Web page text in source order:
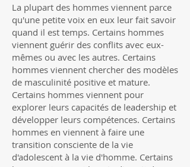
La plupart des hommes viennent parce
qu'une petite voix en eux leur fait savoir
quand il est temps. Certains hommes
viennent guérir des conflits avec eux-
mêmes ou avec les autres. Certains
hommes viennent chercher des modèles
de masculinité positive et mature.
Certains hommes viennent pour
explorer leurs capacités de leadership et
développer leurs compétences. Certains
hommes en viennent à faire une
transition consciente de la vie
d'adolescent à la vie d'homme. Certains